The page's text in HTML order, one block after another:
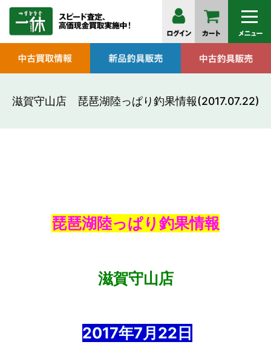
滋賀守山店 琵琶湖陸っぱり釣果情報(2017.07.22)
琵琶湖陸っぱり釣果情報
滋賀守山店
2017年7月22 日